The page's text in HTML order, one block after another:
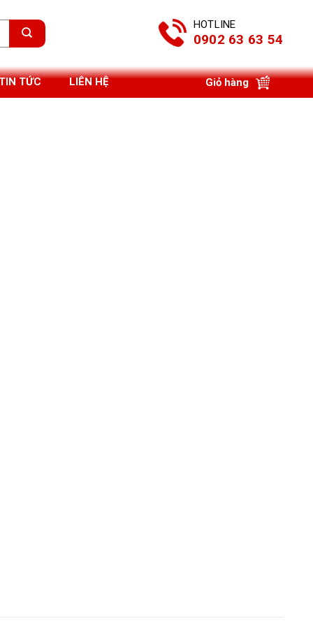
HOTLINE
0902 63 63 54
TỨC LIÊN HỆ Giỏ hàng